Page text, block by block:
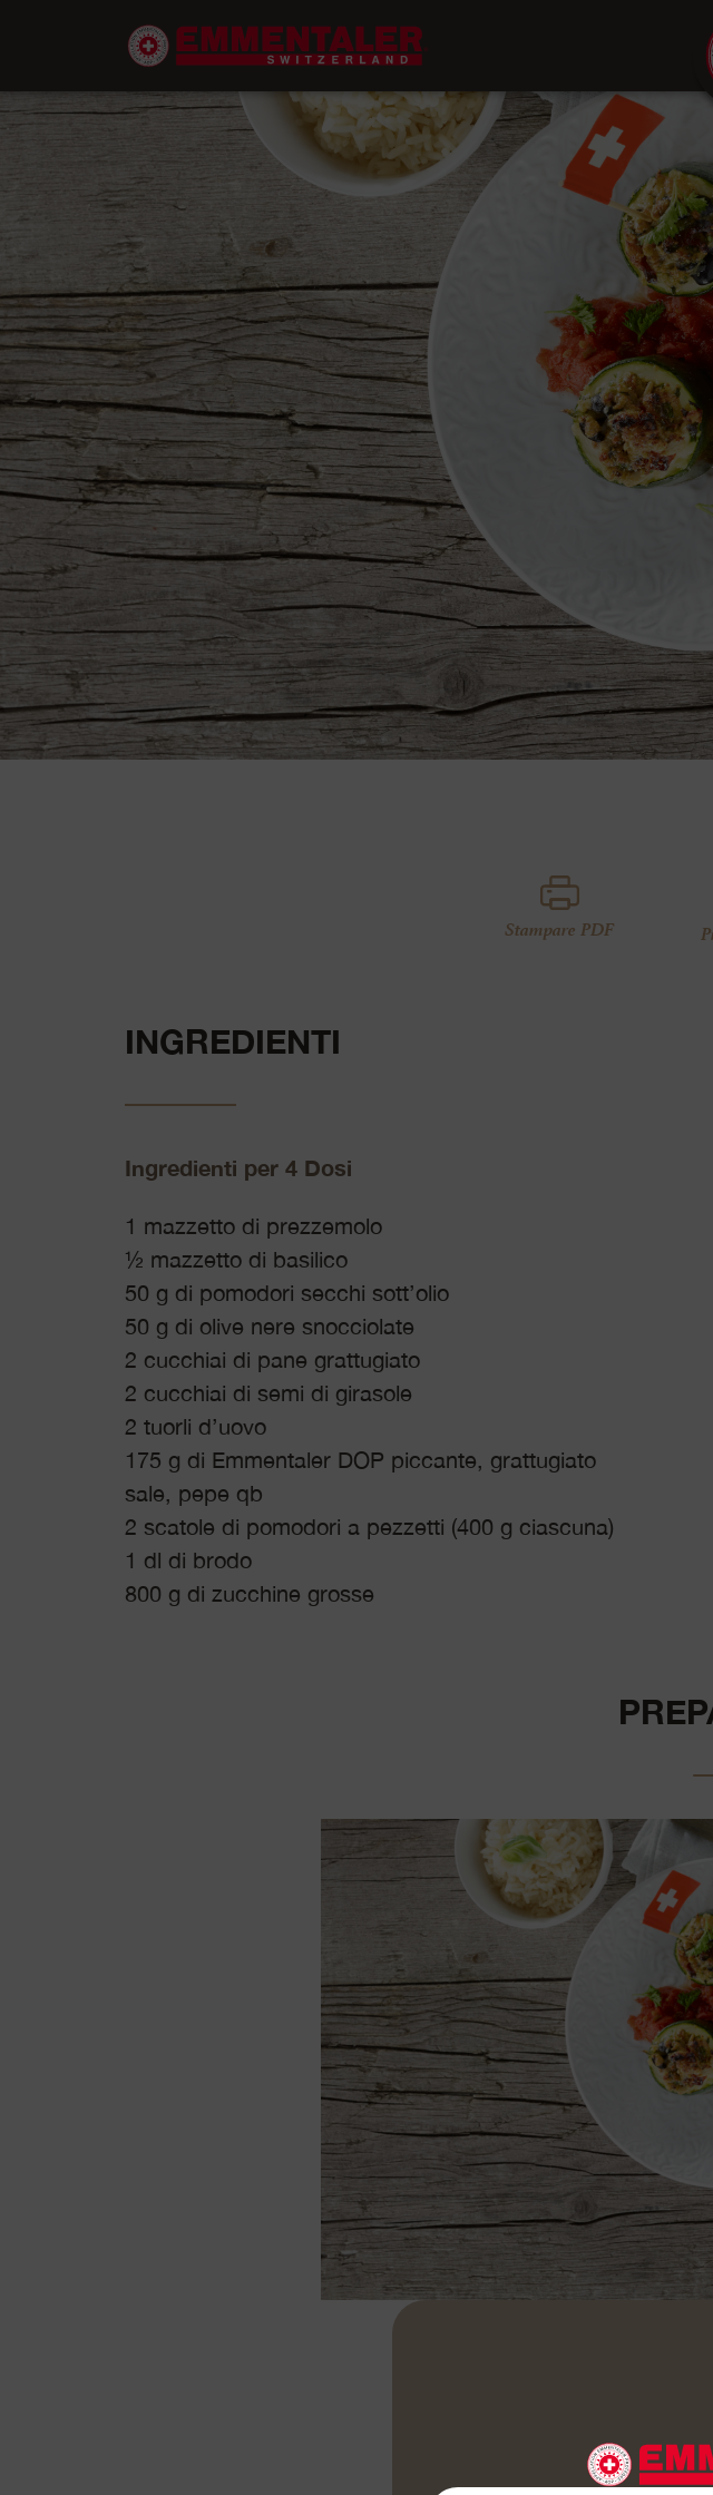
Stampare PDF
INGREDIENTI
Ingredienti per 4 Dosi
1 mazzetto di prezzemolo
½ mazzetto di basilico
50 g di pomodori secchi sott’olio
50 g di olive nere snocciolate
2 cucchiai di pane grattugiato
2 cucchiai di semi di girasole
2 tuorli d’uovo
175 g di Emmentaler DOP piccante, grattugiato
sale, pepe qb
2 scatole di pomodori a pezzetti (400 g ciascuna)
1 dl di brodo
800 g di zucchine grosse
Sminuzzare finemente le erbe, i